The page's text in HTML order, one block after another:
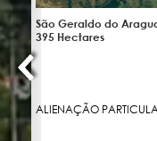
São Geraldo do
395 Hectares
ALIENAÇÃO